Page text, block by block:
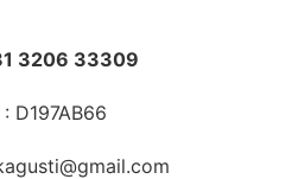
3206 33309
: D197AB66